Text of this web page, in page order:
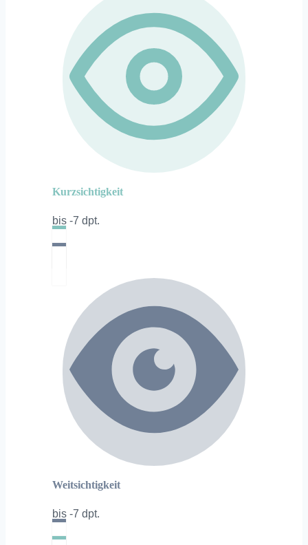
Kurzsichtigkeit
bis -7 dpt.
Weitsichtigkeit
bis -7 dpt.